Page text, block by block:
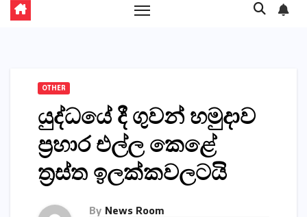
OTHER
යුද්ධයේ දී ගුවන් හමුදාව
ප්‍රහාර එල්ල කෙළේ
ත්‍රස්ත ඉලක්කවලටයි
By News Room